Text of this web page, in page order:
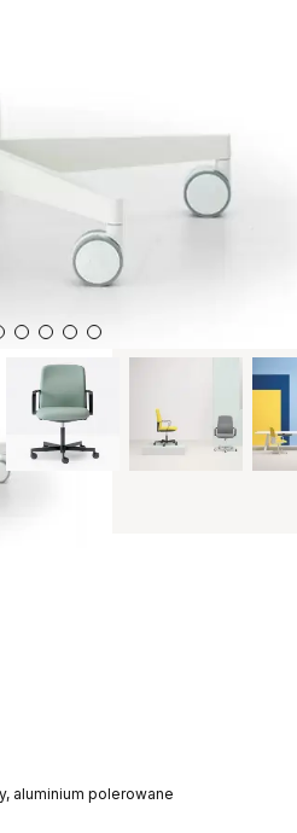
aluminium polerowane